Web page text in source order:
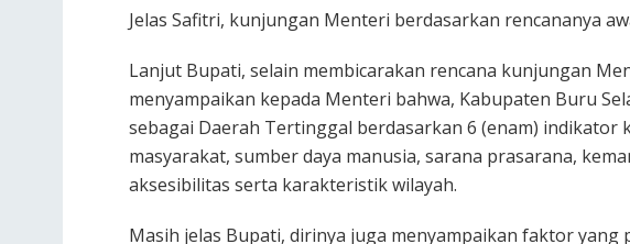
Jelas Safitri, kunjungan Menteri berdasarkan rencananya
Lanjut Bupati, selain membicarakan rencana kunjungan
menyampaikan kepada Menteri bahwa, Kabupaten Buru
sebagai Daerah Tertinggal berdasarkan 6 (enam)
masyarakat, sumber daya manusia, sarana prasarana,
aksesibilitas serta karakteristik wilayah.
Masih jelas Bupati, dirinya juga menyampaikan faktor